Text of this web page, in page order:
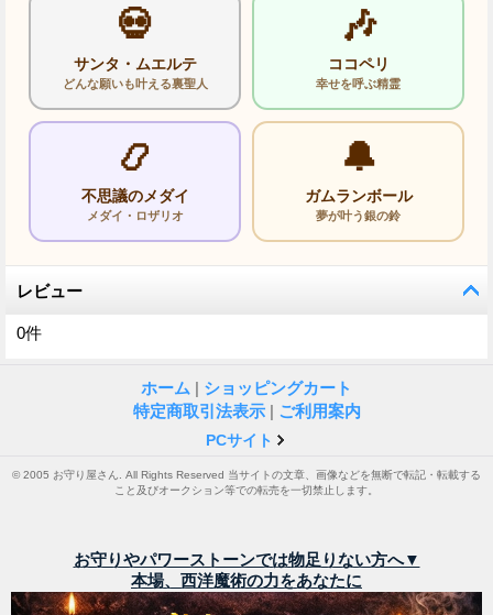
💀
サンタ・ムエルテ
どんな願いも叶える裏聖人
🎶
ココペリ
幸せを呼ぶ精霊
📿
不思議のメダイ
メダイ・ロザリオ
🔔
ガムランボール
夢が叶う銀の鈴
レビュー
0件
ホーム | ショッピングカート
特定商取引法表示 | ご利用案内
PCサイト
© 2005 お守り屋さん. All Rights Reserved 当サイトの文章、画像などを無断で転記・転載する
こと及びオークション等での転売を一切禁止します。
お守りやパワーストーンでは物足りない方へ▼
本場、西洋魔術の力をあなたに